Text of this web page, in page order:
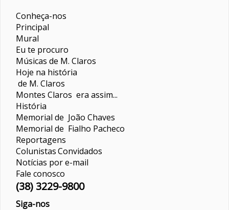
Conheça-nos
Principal
Mural
Eu te procuro
Músicas de M. Claros
Hoje na história
de M. Claros
Montes Claros era assim...
História
Memorial de João Chaves
Memorial de Fialho Pacheco
Reportagens
ColunistasConvidados
Notícias por e-mail
Fale conosco
(38) 3229-9800
Siga-nos